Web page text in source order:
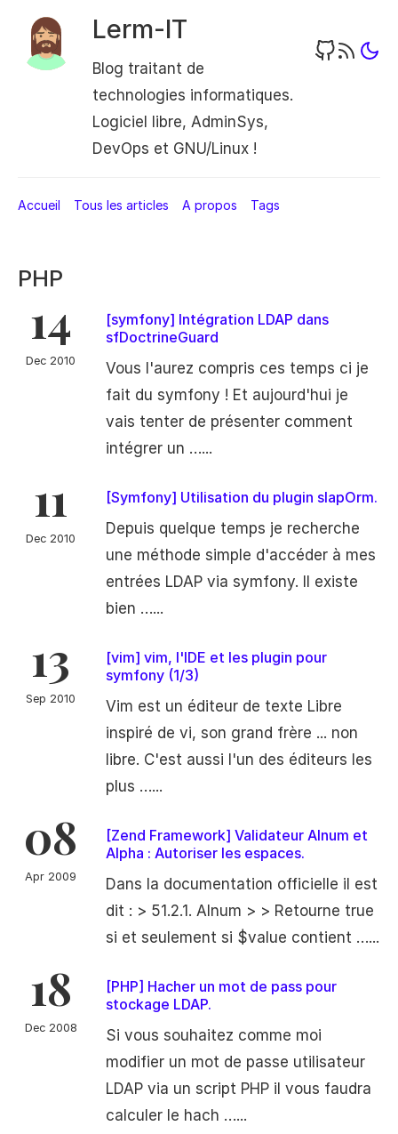
Lerm-IT
Blog traitant de
technologies informatiques.
Logiciel libre, AdminSys,
DevOps et GNU/Linux !
Accueil Tous les articles A propos Tags
PHP
14
Dec 2010
[symfony] Intégration LDAP dans
sfDoctrineGuard
Vous l'aurez compris ces temps ci je
fait du symfony ! Et aujourd'hui je
vais tenter de présenter comment
intégrer un …...
11
Dec 2010
[Symfony] Utilisation du plugin slapOrm.
Depuis quelque temps je recherche
une méthode simple d'accéder à mes
entrées LDAP via symfony. Il existe
bien …...
13
Sep 2010
[vim] vim, l'IDE et les plugin pour
symfony (1/3)
Vim est un éditeur de texte Libre
inspiré de vi, son grand frère ... non
libre. C'est aussi l'un des éditeurs les
plus …...
08
Apr 2009
[Zend Framework] Validateur Alnum et
Alpha : Autoriser les espaces.
Dans la documentation officielle il est
dit : > 51.2.1. Alnum > > Retourne true
si et seulement si $value contient …...
18
Dec 2008
[PHP] Hacher un mot de pass pour
stockage LDAP.
Si vous souhaitez comme moi
modifier un mot de passe utilisateur
LDAP via un script PHP il vous faudra
calculer le hach …...